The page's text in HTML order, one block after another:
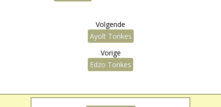
Volgende
Ayolt Tonkes
Vorige
Edzo Tonkes